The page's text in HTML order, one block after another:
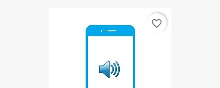
favorite_border